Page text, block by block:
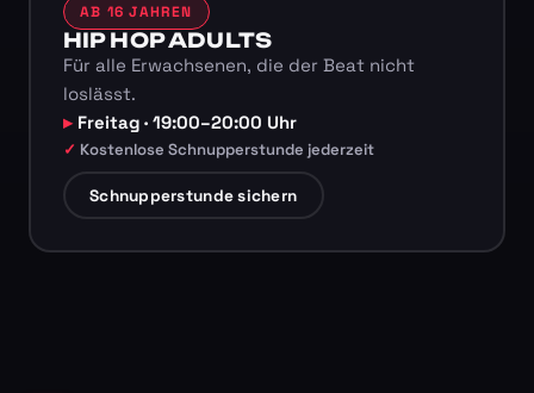
AB 16 JAHREN
HIP HOP ADULTS
Für alle Erwachsenen, die der Beat nicht
loslässt.
Freitag · 19:00–20:00 Uhr
Kostenlose Schnupperstunde jederzeit
Schnupperstunde sichern